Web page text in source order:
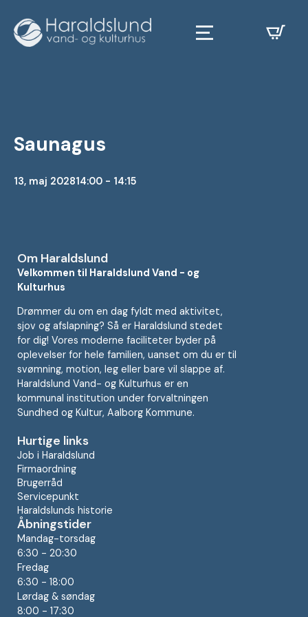
Saunagus
13, maj 202814:00 - 14:15
Om Haraldslund
Velkommen til Haraldslund Vand - og
Kulturhus
Drømmer du om en dag fyldt med aktivitet,
sjov og afslapning? Så er Haraldslund stedet
for dig! Vores moderne faciliteter byder på
oplevelser for hele familien, uanset om du er til
svømning, motion, leg eller bare vil slappe af.
Haraldslund Vand- og Kulturhus er en
kommunal institution under forvaltningen
Sundhed og Kultur, Aalborg Kommune.
Hurtige links
Job i Haraldslund
Firmaordning
Brugerråd
Servicepunkt
Haraldslunds historie
Åbningstider
Mandag-torsdag
6:30 - 20:30
Fredag
6:30 - 18:00
Lørdag & søndag
8:00 - 17:30